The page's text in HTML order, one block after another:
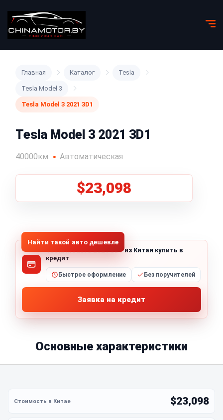
Главная Каталог Tesla
Tesla Model 3
Tesla Model 3 2021 3D1
Tesla Model 3 2021 3D1
40000км Автоматическая
$23,098
Найти такой авто дешевле
Tesla Model 3 2021 3D1из Китая купить в
кредит
Быстрое оформление Без поручителей
Заявка на кредит
Основные характеристики
$23,098